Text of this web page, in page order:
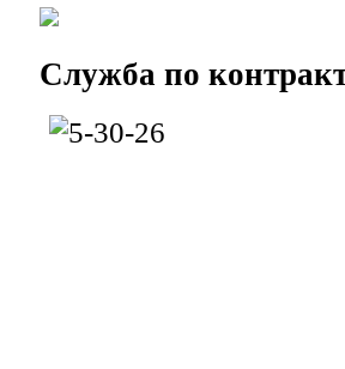
Служба по